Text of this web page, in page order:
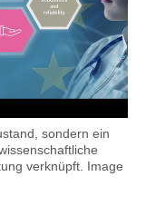
sondern ein
verknüpft. Image